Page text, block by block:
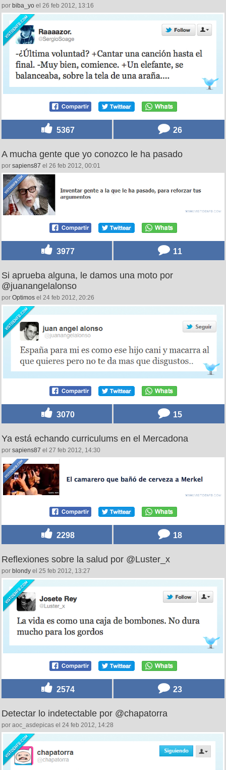
por biba_yo el 26 feb 2012, 13:16
5367 26
A mucha gente que yo conozco le ha pasado
por sapiens87 el 26 feb 2012, 00:01
3977 11
Si aprueba alguna, le damos una moto por
@juanangelalonso
por Optimos el 24 feb 2012, 20:26
3070 15
Ya está echando curriculums en el Mercadona
por sapiens87 el 27 feb 2012, 14:30
2298 18
Reflexiones sobre la salud por @Luster_x
por blondy el 25 feb 2012, 13:27
2574 23
Detectar lo indetectable por @chapatorra
por aoc_asdepicas el 24 feb 2012, 14:28